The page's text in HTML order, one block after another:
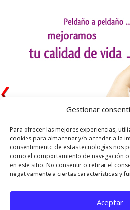
Gestionar
Para ofrecer las mejores experiencias,
cookies para almacenar y/o acceder a la
consentimiento de estas tecnologías nos
como el comportamiento de navegación
en este sitio. No consentir o retirar el
negativamente a ciertas características y
Aceptar